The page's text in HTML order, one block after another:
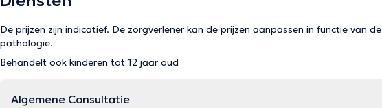
De prijzen zijn indicatief. De zorgverlener kan de prijzen aanpassen in functie van de
pathologie.
Behandelt ook kinderen tot 12 jaar oud
Algemene Consultatie